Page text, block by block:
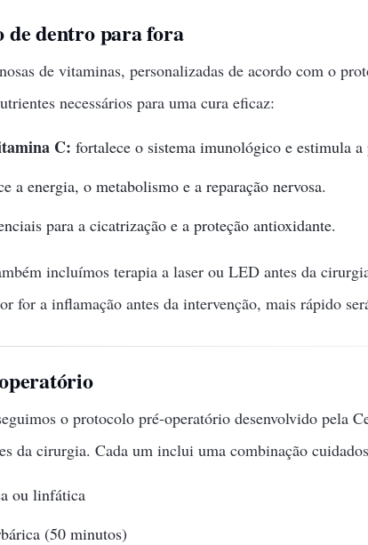
dentro para fora
de vitaminas, personalizadas de acordo com o
necessários para uma cura eficaz:
C: fortalece o sistema imunológico e estimula a
a energia, o metabolismo e a reparação nervosa.
para a cicatrização e a proteção antioxidante.
incluímos terapia a laser ou LED antes da
for a inflamação antes da intervenção, mais rápido
o protocolo pré-operatório desenvolvido pela
da cirurgia. Cada um inclui uma combinação
ou linfática
(50 minutos)